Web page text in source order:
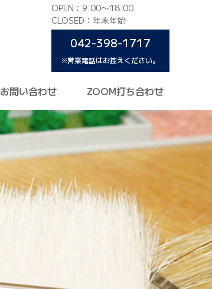
OPEN：9:00〜18:00
CLOSED：年末年始
042-398-1717
※営業電話はお控えください。
お問い合わせ ZOOM打ち合わせ